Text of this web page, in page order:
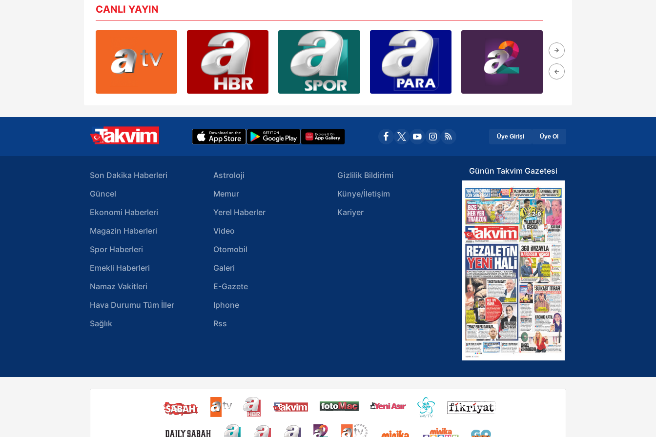
CANLI YAYIN
Üye Girişi Üye Ol
Son Dakika Haberleri
Güncel
Ekonomi Haberleri
Magazin Haberleri
Spor Haberleri
Emekli Haberleri
Namaz Vakitleri
Hava Durumu Tüm İller
Sağlık
Astroloji
Memur
Yerel Haberler
Video
Otomobil
Galeri
E-Gazete
Iphone
Rss
Gizlilik Bildirimi
Künye/İletişim
Kariyer
Günün Takvim Gazetesi